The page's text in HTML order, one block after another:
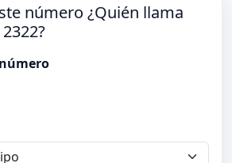
número ¿Quién llama